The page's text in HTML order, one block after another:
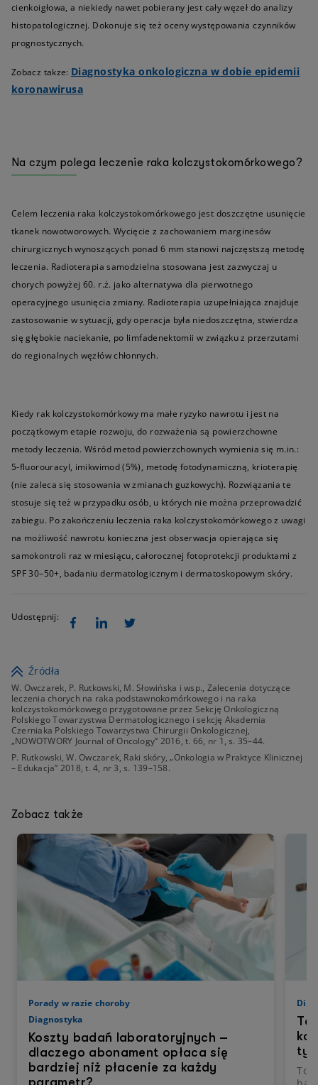
cienkoigłowa, a niekiedy nawet pobierany jest cały węzeł do analizy
histopatologicznej. Dokonuje się też oceny występowania czynników
prognostycznych.
Zobacz takze: Diagnostyka onkologiczna w dobie epidemii
koronawirusa
Na czym polega leczenie raka kolczystokomórkowego?
Celem leczenia raka kolczystokomórkowego jest doszczętne usunięcie
tkanek nowotworowych. Wycięcie z zachowaniem marginesów
chirurgicznych wynoszących ponad 6 mm stanowi najczęstszą metodę
leczenia. Radioterapia samodzielna stosowana jest zazwyczaj u
chorych powyżej 60. r.ż. jako alternatywa dla pierwotnego
operacyjnego usunięcia zmiany. Radioterapia uzupełniająca znajduje
zastosowanie w sytuacji, gdy operacja była niedoszczętna, stwierdza
się głębokie naciekanie, po limfadenektomii w związku z przerzutami
do regionalnych węzłów chłonnych.
Kiedy rak kolczystokomórkowy ma małe ryzyko nawrotu i jest na
początkowym etapie rozwoju, do rozważenia są powierzchowne
metody leczenia. Wśród metod powierzchownych wymienia się m.in.:
5-fluorouracyl, imikwimod (5%), metodę fotodynamiczną, krioterapię
(nie zaleca się stosowania w zmianach guzkowych). Rozwiązania te
stosuje się też w przypadku osób, u których nie można przeprowadzić
zabiegu. Po zakończeniu leczenia raka kolczystokomórkowego z uwagi
na możliwość nawrotu konieczna jest obserwacja opierająca się
samokontroli raz w miesiącu, całorocznej fotoprotekcji produktami z
SPF 30–50+, badaniu dermatologicznym i dermatoskopowym skóry.
Udostępnij:
Źródła
W. Owczarek, P. Rutkowski, M. Słowińska i wsp., Zalecenia dotyczące
leczenia chorych na raka podstawnokomórkowego i na raka
kolczystokomórkowego przygotowane przez Sekcję Onkologiczną
Polskiego Towarzystwa Dermatologicznego i sekcję Akademia
Czerniaka Polskiego Towarzystwa Chirurgii Onkologicznej,
„NOWOTWORY Journal of Oncology” 2016, t. 66, nr 1, s. 35–44.
P. Rutkowski, W. Owczarek, Raki skóry, „Onkologia w Praktyce Klinicznej
– Edukacja” 2018, t. 4, nr 3, s. 139–158.
Zobacz także
Porady w razie choroby
Diagnostyka
Koszty badań laboratoryjnych –
dlaczego abonament opłaca się
bardziej niż płacenie za każdy
parametr?